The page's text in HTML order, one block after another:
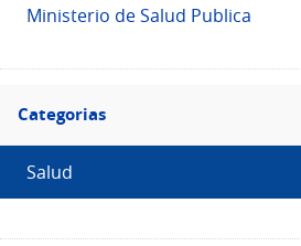
Ministerio de Salud Publica
Filtro
Categorias
Categorias
Salud